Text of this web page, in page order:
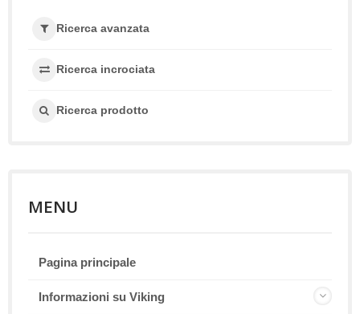
Ricerca avanzata
Ricerca incrociata
Ricerca prodotto
MENU
Pagina principale
Informazioni su Viking